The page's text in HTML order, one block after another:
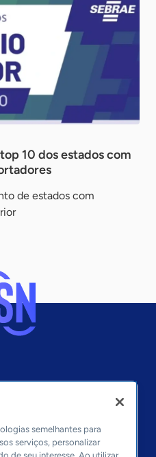
10 dos estados com
de estados com
semelhantes para
serviços, personalizar